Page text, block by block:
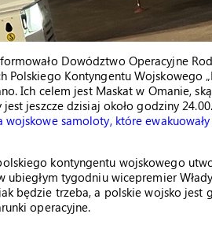
Dowództwo Operacyjne
Kontyngentu Wojskowego
Ich celem jest Maskat w Omanie,
jeszcze dzisiaj około godziny
wojskowe samoloty, które
kontyngentu wojskowego
ubiegłym tygodniu wicepremier
będzie trzeba, a polskie wojsko
operacyjne.